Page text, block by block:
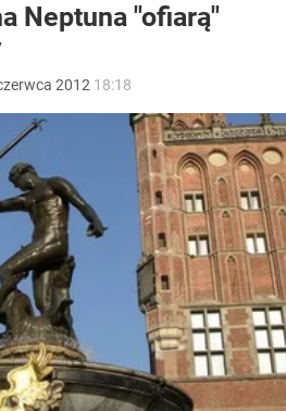
Neptuna "ofiarą"
2012 18:18